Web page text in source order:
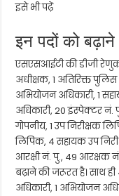
इसे भी पढ़ें
इन पदों को
एसएसआईटी की डीजी
अधीक्षक, 1 अतिरिक्त
अभियोजन अधिकारी, 1
अधिकारी, 20 इंस्पेक्टर नं.
गोपनीय, 1 उप निरीक्षक
लिपिक, 4 सहायक उप
आरक्षी नं. पु., 49 आरक्षक
बढ़ाने की जरूरत है। साथ
अधिकारी, 1 अभियोजन